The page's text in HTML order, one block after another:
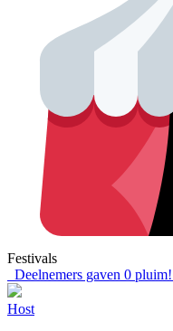
Festivals
Deelnemers gaven 0 pluim!
Host